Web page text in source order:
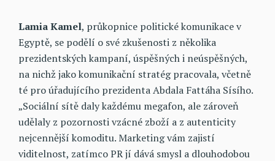
Lamia Kamel, průkopnice politické komunikace v
Egyptě, se podělí o své zkušenosti z několika
prezidentských kampaní, úspěšných i neúspěšných,
na nichž jako komunikační stratég pracovala, včetně
té pro úřadujícího prezidenta Abdala Fattáha Sísího.
„Sociální sítě daly každému megafon, ale zároveň
udělaly z pozornosti vzácné zboží a z autenticity
nejcennější komoditu. Marketing vám zajistí
viditelnost, zatímco PR jí dává smysl a dlouhodobou